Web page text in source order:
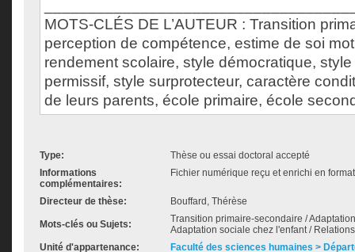
MOTS-CLÉS DE L’AUTEUR : Transition
perception de compétence, estime de soi
rendement scolaire, style démocratique,
permissif, style surprotecteur, caractère
de leurs parents, école primaire, école
Type:
Thèse ou essai doctoral accepté
Informations
complémentaires:
Fichier numérique reçu et enrichi en
Directeur de thèse: Bouffard, Thérèse
Mots-clés ou Sujets:
Transition primaire-secondaire /
Adaptation sociale chez l'enfant /
Unité d'appartenance:
Faculté des sciences humaines >